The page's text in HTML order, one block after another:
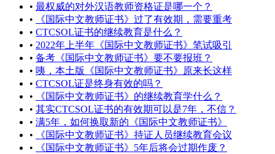
• 最权威的对外汉语教师资格证是哪一个？
•
《国际中文教师证书》过了有效期，需要重考
• CTCSOL证书的继续教育是什么？
• 2022年上半年《国际中文教师证书》笔试吸引
• 备考《国际中文教师证书》要不要报班？
• 咦，本土版《国际中文教师证书》原来长这样
• CTCSOL证是终身有效的吗？
•
《国际中文教师证书》的继续教育学什么？
• 其实CTCSOL证书的有效期可以是7年，不信？
• 满5年，如何换取新的《国际中文教师证书》
•
《国际中文教师证书》持证人员继续教育会议
•
《国际中文教师证书》5年后将会过期作废？